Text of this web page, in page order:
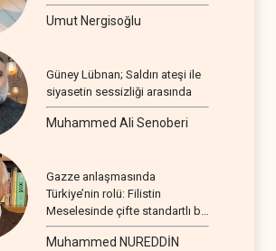
Umut Nergisoğlu
Güney Lübnan; Saldırı ateşi ile
siyasetin sessizliği arasında
Muhammed Ali Senoberi
Gazze anlaşmasında
Türkiye’nin rolü: Filistin
Meselesinde çifte standartlı bir
seyir
Muhammed NUREDDİN